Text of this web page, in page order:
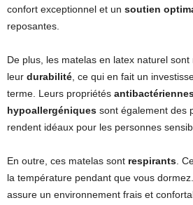
confort exceptionnel et un soutien
reposantes.
De plus, les matelas en latex naturel
leur durabilité, ce qui en fait un
terme. Leurs propriétés
hypoallergéniques sont également des
rendent idéaux pour les personnes
En outre, ces matelas sont respirants.
la température pendant que vous
assure un environnement frais et